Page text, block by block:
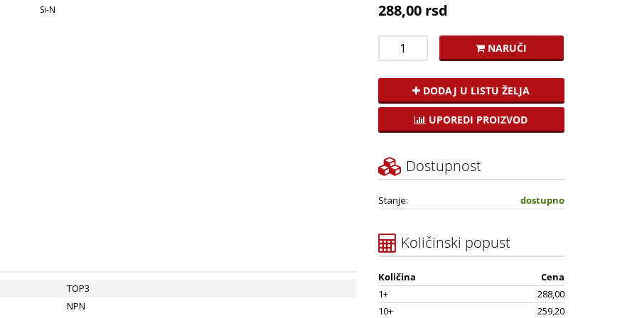
Si-N
TOP3
NPN
288,00 rsd
NARUČI
DODAJ U LISTU ŽELJA
UPOREDI PROIZVOD
Dostupnost
Stanje: dostupno
Količinski popust
Količina
Cena
1+
288,00
10+
259,20